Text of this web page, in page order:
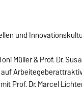
und
Müller & Prof. Dr.
Prof. Dr. Marcel